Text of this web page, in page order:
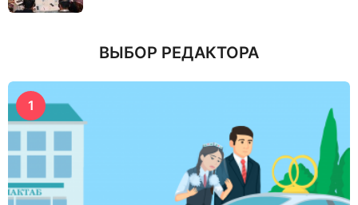
ВЫБОР РЕДАКТОРА
1